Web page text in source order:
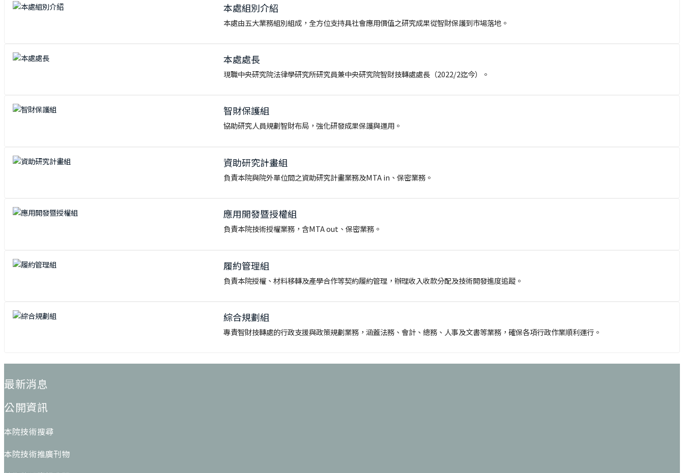
本處組別介紹
本處由五大業務組別組成，全方位支持具社會應用價值之研究成果從智財保護到市場落地。
本處處長
現職中央研究院法律學研究所研究員兼中央研究院智財技轉處處長（2022/2迄今）。
智財保護組
協助研究人員規劃智財布局，強化研發成果保護與運用。
資助研究計畫組
負責本院與院外單位間之資助研究計畫業務及MTA in、保密業務。
應用開發暨授權組
負責本院技術授權業務，含MTA out、保密業務。
履約管理組
負責本院授權、材料移轉及產學合作等契約履約管理，辦理收入收款分配及技術開發進度追蹤。
綜合規劃組
專責智財技轉處的行政支援與政策規劃業務，涵蓋法務、會計、總務、人事及文書等業務，確保各項行政作業順利運行。
最新消息
公開資訊
本院技術搜尋
本院技術推廣刊物